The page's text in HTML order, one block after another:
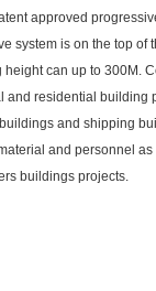
approved
system is on the top
can up to 300M.
and residential building
and shipping
and personnel
buildings projects.